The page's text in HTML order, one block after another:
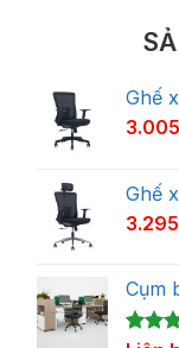
Ghế
Ghế
Cụm